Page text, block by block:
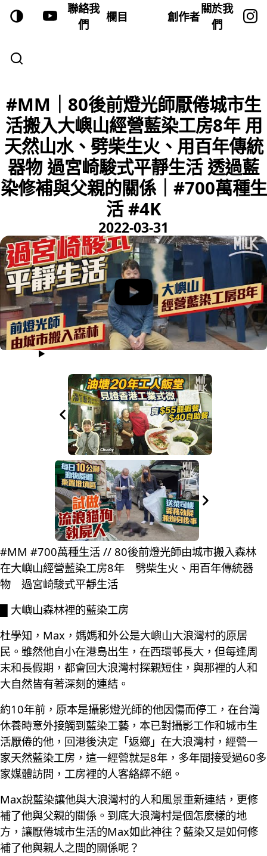
聯絡我
們
欄目 創作者
關於我
們
#MM｜80後前燈光師厭倦城市生
活搬入大嶼山經營藍染工房8年 用
天然山水、劈柴生火、用百年傳統
器物 過宮崎駿式平靜生活 透過藍
染修補與父親的關係｜#700萬種生
活 #4K
2022-03-31
#MM #700萬種生活 // 80後前燈光師由城市搬入森林
在大嶼山經營藍染工房8年 劈柴生火、用百年傳統器
物 過宮崎駿式平靜生活
█ 大嶼山森林裡的藍染工房
杜學知，Max，媽媽和外公是大嶼山大浪灣村的原居
民。雖然他自小在港島出生，在西環邨長大，但每逢周
末和長假期，都會回大浪灣村探親短住，與那裡的人和
大自然皆有著深刻的連結。
約10年前，原本是攝影燈光師的他因傷而停工，在台灣
休養時意外接觸到藍染工藝，本已對攝影工作和城市生
活厭倦的他，回港後決定「返鄉」在大浪灣村，經營一
家天然藍染工房，這一經營就是8年，多年間接受過60多
家媒體訪問，工房裡的人客絡繹不絕。
Max說藍染讓他與大浪灣村的人和風景重新連結，更修
補了他與父親的關係。到底大浪灣村是個怎麼樣的地
方，讓厭倦城市生活的Max如此神往？藍染又是如何修
補了他與親人之間的關係呢？